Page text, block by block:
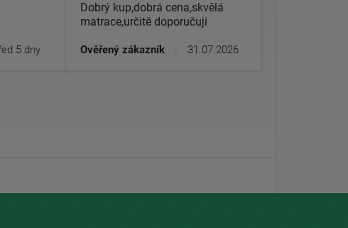
5 dny
Dobrý kup,dobrá cena,skvělá
matrace,určitě doporučuji
Ověřený zákazník 31.07.2026